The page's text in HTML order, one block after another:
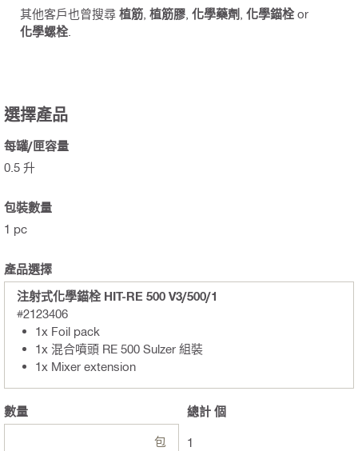
其他客戶也曾搜尋 植筋 植筋膠 化學藥劑 化學錨栓or
化學螺栓.
選擇產品
每罐/匣容量
0.5 升
包裝數量
1 pc
產品選擇
注射式化學錨栓 HIT-RE 500 V3/500/1
#2123406
1x Foil pack
1x 混合噴頭 RE 500 Sulzer 組裝
1x Mixer extension
數量
包
總計 個
1